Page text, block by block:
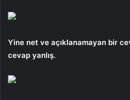
Yine net ve açıklanamayan bir
cevap yanlış.